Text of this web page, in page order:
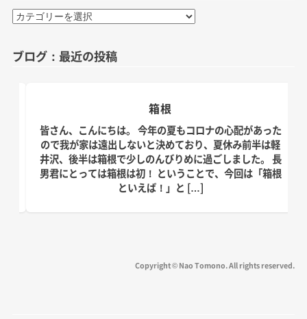
カ
テ
リ
ブログ：最近の投稿
箱根
皆さん、こんにちは。 今年の夏もコロナの心配があった
ので我が家は遠出しないと決めており、夏休み前半は軽
井沢、後半は箱根で少しのんびりめに過ごしました。 長
男君にとっては箱根は初！ ということで、今回は「箱根
といえば！」と […]
Copyright © Nao Tomono. All rights reserved.